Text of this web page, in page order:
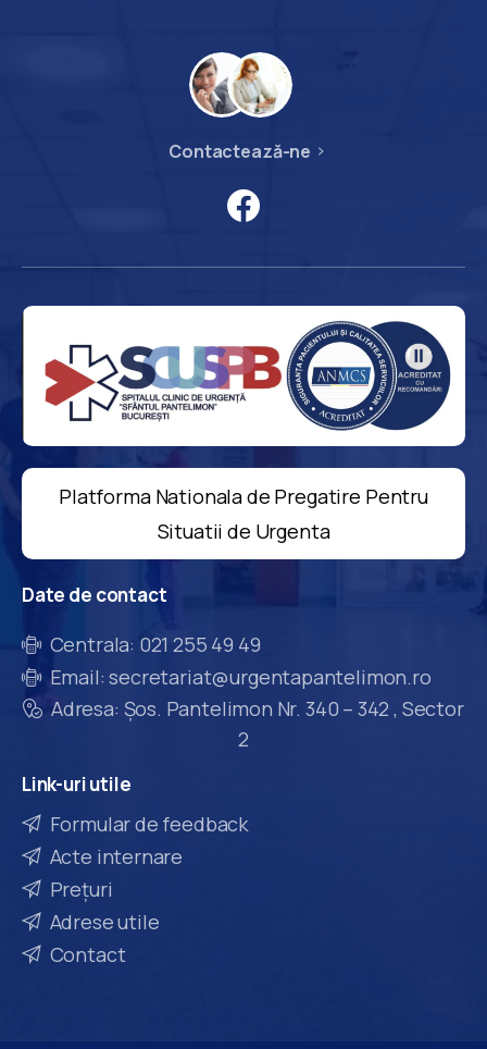
Contactează-ne
Platforma Nationala de Pregatire Pentru
Situatii de Urgenta
Date de contact
Centrala: 021 255 49 49
Email: secretariat@urgentapantelimon.ro
Adresa: Șos. Pantelimon Nr. 340 – 342 , Sector
2
Link-uriutile
Formular de feedback
Acte internare
Prețuri
Adrese utile
Contact